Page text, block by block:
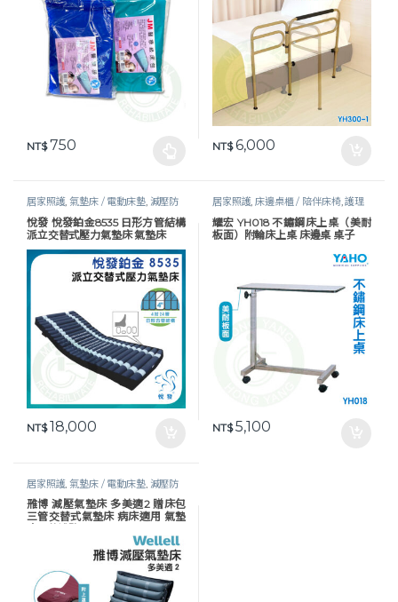
NT$750 NT$6,000
居家照護,氣墊床 / 電動床墊, 減壓防
褥瘡, 護理床具及配件,長照專區,預防
褥瘡
悅發 悅發鉑金8535 日形方管結構
派立交替式壓力氣墊床 氣墊床
NT$18,000
居家照護,床邊桌櫃 / 陪伴床椅,護理
床具及配件
耀宏 YH018 不鏽鋼床上桌（美耐
板面）附輪床上桌 床邊桌 桌子
NT$5,100
居家照護,氣墊床 / 電動床墊, 減壓防
褥瘡, 護理床具及配件, 長照專區,預防
褥瘡
雃博 減壓氣墊床 多美適2 贈床包
三管交替式氣墊床 病床適用 氣墊